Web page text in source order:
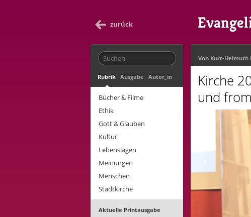
zurück
Rubrik Ausgabe Autor_in
Bücher & Filme
Ethik
Gott & Glauben
Kultur
Lebenslagen
Meinungen
Menschen
Stadtkirche
Aktuelle Printausgabe
Von Kurt-Helmuth
Kirche
und